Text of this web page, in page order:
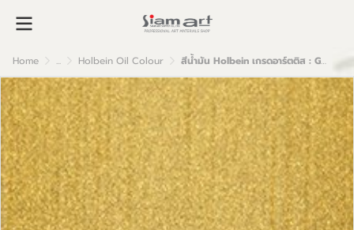
Home ... Holbein Oil Colour สีน้ำมัน Holbein เกรดอาร์ตติส : Gold